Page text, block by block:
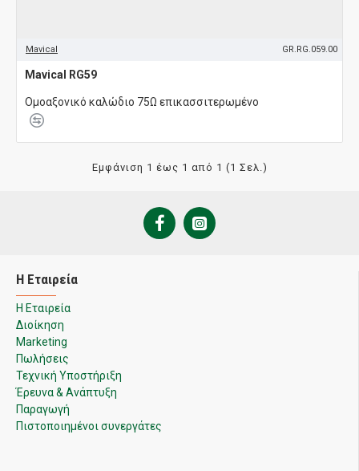
Mavical GR.RG.059.00
Mavical RG59
Ομοαξονικό καλώδιο 75Ω επικασσιτερωμένο
Εμφάνιση 1 έως 1 από 1 (1 Σελ.)
Η Εταιρεία
Η Εταιρεία
Διοίκηση
Marketing
Πωλήσεις
Τεχνική Υποστήριξη
Έρευνα & Ανάπτυξη
Παραγωγή
Πιστοποιημένοι συνεργάτες